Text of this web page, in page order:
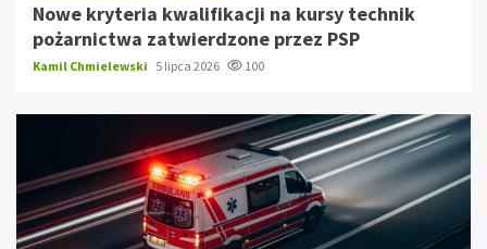
Nowe kryteria kwalifikacji na kursy technik
pożarnictwa zatwierdzone przez PSP
Kamil Chmielewski 5 lipca 2026 100